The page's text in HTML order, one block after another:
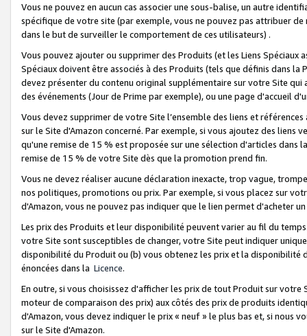
Vous ne pouvez en aucun cas associer une sous-balise, un autre
spécifique de votre site (par exemple, vous ne pouvez pas attribuer
dans le but de surveiller le comportement de ces utilisateurs) .
Vous pouvez ajouter ou supprimer des Produits (et les Liens
Spéciaux doivent être associés à des Produits (tels que définis dans
devez présenter du contenu original supplémentaire sur votre Site qui
des événements (Jour de Prime par exemple), ou une page d'accueil
Vous devez supprimer de votre Site l’ensemble des liens et
sur le Site d'Amazon concerné. Par exemple, si vous ajoutez des
qu'une remise de 15 % est proposée sur une sélection d'articles
remise de 15 % de votre Site dès que la promotion prend fin.
Vous ne devez réaliser aucune déclaration inexacte, trop vague,
nos politiques, promotions ou prix. Par exemple, si vous placez sur
d'Amazon, vous ne pouvez pas indiquer que le lien permet d'acheter
Les prix des Produits et leur disponibilité peuvent varier au fil du
votre Site sont susceptibles de changer, votre Site peut indiquer
disponibilité du Produit ou (b) vous obtenez les prix et la disponibilité
énoncées dans la Licence.
En outre, si vous choisissez d'afficher les prix de tout Produit sur
moteur de comparaison des prix) aux côtés des prix de produits
d'Amazon, vous devez indiquer le prix « neuf » le plus bas et, si nous
sur le Site d'Amazon.